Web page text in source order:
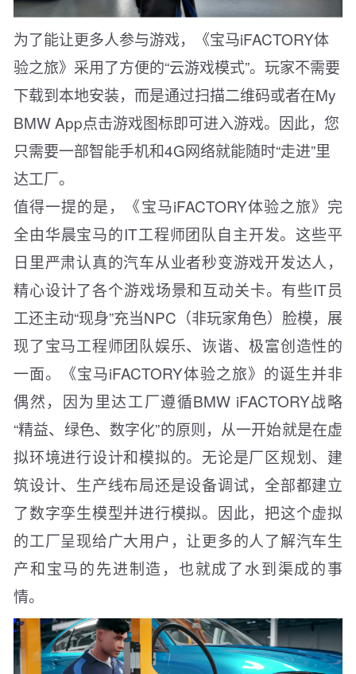
为了能让更多人参与游戏，《宝马iFACTORY体
验之旅》采用了方便的“云游戏模式”。玩家不需要
下载到本地安装，而是通过扫描二维码或者在My
BMW App点击游戏图标即可进入游戏。因此，您
只需要一部智能手机和4G网络就能随时“走进”里
达工厂。
值得一提的是，《宝马iFACTORY体验之旅》完
全由华晨宝马的IT工程师团队自主开发。这些平
日里严肃认真的汽车从业者秒变游戏开发达人，
精心设计了各个游戏场景和互动关卡。有些IT员
工还主动“现身”充当NPC（非玩家角色）脸模，展
现了宝马工程师团队娱乐、诙谐、极富创造性的
一面。《宝马iFACTORY体验之旅》的诞生并非
偶然，因为里达工厂遵循BMW iFACTORY战略
“精益、绿色、数字化”的原则，从一开始就是在虚
拟环境进行设计和模拟的。无论是厂区规划、建
筑设计、生产线布局还是设备调试，全部都建立
了数字孪生模型并进行模拟。因此，把这个虚拟
的工厂呈现给广大用户，让更多的人了解汽车生
产和宝马的先进制造，也就成了水到渠成的事
情。